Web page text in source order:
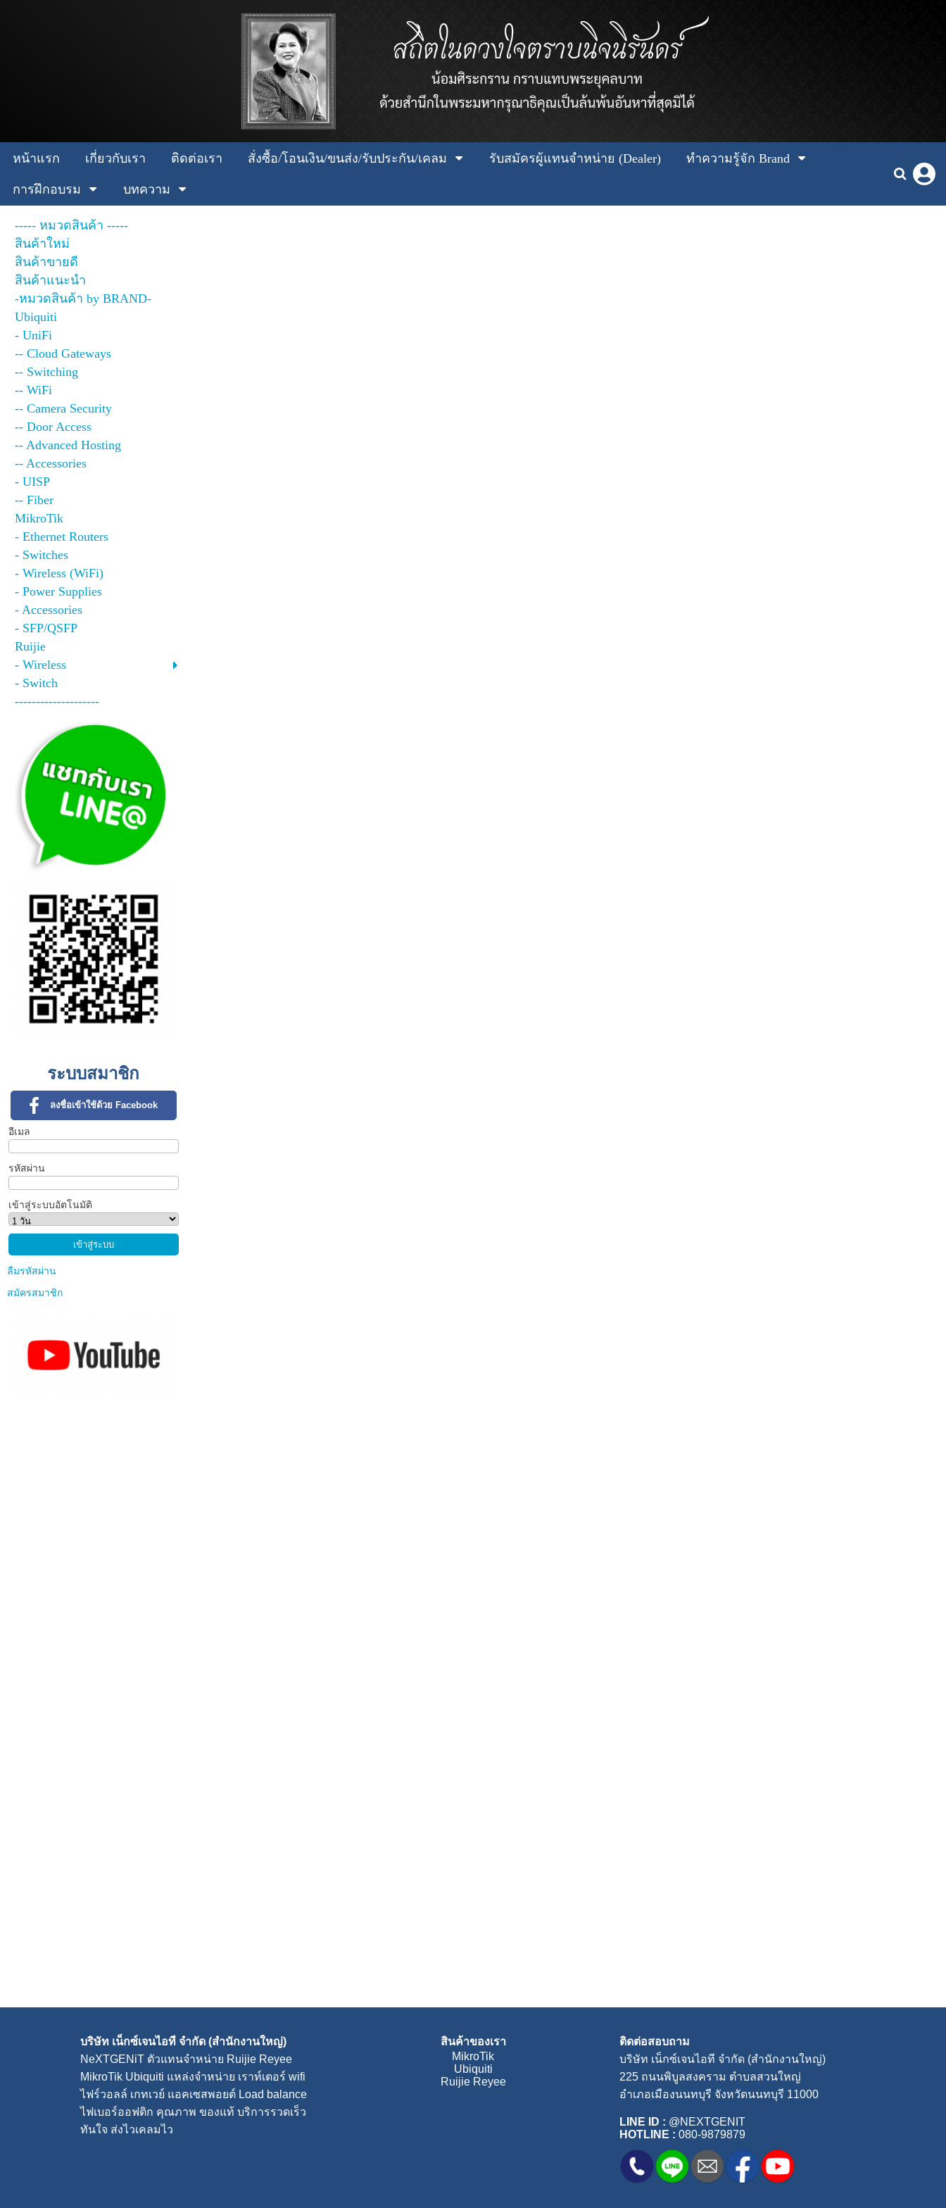
หน้าแรก เกี่ยวกับเรา ติดต่อเรา สั่งซื้อ/โอนเงิน/ขนส่ง/รับประกัน/เคลม รับสมัครผู้แทนจำหน่าย (Dealer) ทำความรู้จัก Brand
การฝึกอบรม บทความ
----- หมวดสินค้า -----
สินค้าใหม่
สินค้าขายดี
สินค้าแนะนำ
-หมวดสินค้า by BRAND-
Ubiquiti
- UniFi
-- Cloud Gateways
-- Switching
-- WiFi
-- Camera Security
-- Door Access
-- Advanced Hosting
-- Accessories
- UISP
-- Fiber
MikroTik
- Ethernet Routers
- Switches
- Wireless (WiFi)
- Power Supplies
- Accessories
- SFP/QSFP
Ruijie
- Wireless
- Switch
--------------------
ระบบสมาชิก
ลงชื่อเข้าใช้ด้วย Facebook
อีเมล
รหัสผ่าน
เข้าสู่ระบบอัตโนมัติ
ลืมรหัสผ่าน
สมัครสมาชิก
บริษัท เน็กซ์เจนไอที จำกัด (สำนักงานใหญ่)
NeXTGENiT ตัวแทนจำหน่าย Ruijie Reyee
MikroTik Ubiquiti แหล่งจำหน่าย เราท์เตอร์ wifi
ไฟร์วอลล์ เกทเวย์ แอคเซสพอยต์ Load balance
ไฟเบอร์ออฟติก คุณภาพ ของแท้ บริการรวดเร็ว
ทันใจ ส่งไวเคลมไว
สินค้าของเรา
MikroTik
Ubiquiti
Ruijie Reyee
ติดต่อสอบถาม
บริษัท เน็กซ์เจนไอที จำกัด (สำนักงานใหญ่)
225 ถนนพิบูลสงคราม ตำบลสวนใหญ่
อำเภอเมืองนนทบุรี จังหวัดนนทบุรี 11000
LINE ID : @NEXTGENIT
HOTLINE : 080-9879879